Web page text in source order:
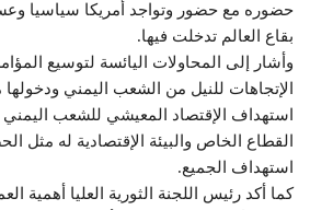
حضوره مع حضور وتواجد أمريكا سياسيا
بقاع العالم تدخلت فيها.
وأشار إلى المحاولات اليائسة لتوسيع
الإتجاهات للنيل من الشعب اليمني
استهداف الإقتصاد المعيشي للشعب
القطاع الخاص والبيئة الإقتصادية له مثل
استهداف الجميع.
كما أكد رئيس اللجنة الثورية العليا أهمية